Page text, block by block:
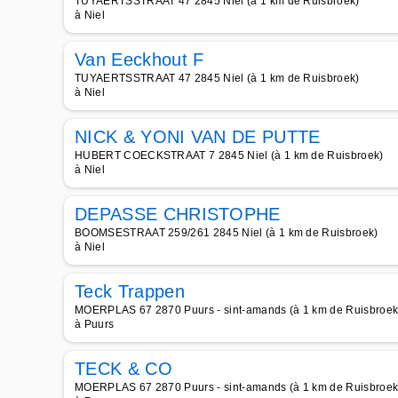
à Niel
Van Eeckhout F
TUYAERTSSTRAAT 47 2845 Niel (à 1 km de Ruisbroek)
à Niel
NICK & YONI VAN DE PUTTE
HUBERT COECKSTRAAT 7 2845 Niel (à 1 km de Ruisbroek)
à Niel
DEPASSE CHRISTOPHE
BOOMSESTRAAT 259/261 2845 Niel (à 1 km de Ruisbroek)
à Niel
Teck Trappen
MOERPLAS 67 2870 Puurs - sint-amands (à 1 km de
à Puurs
TECK & CO
MOERPLAS 67 2870 Puurs - sint-amands (à 1 km de